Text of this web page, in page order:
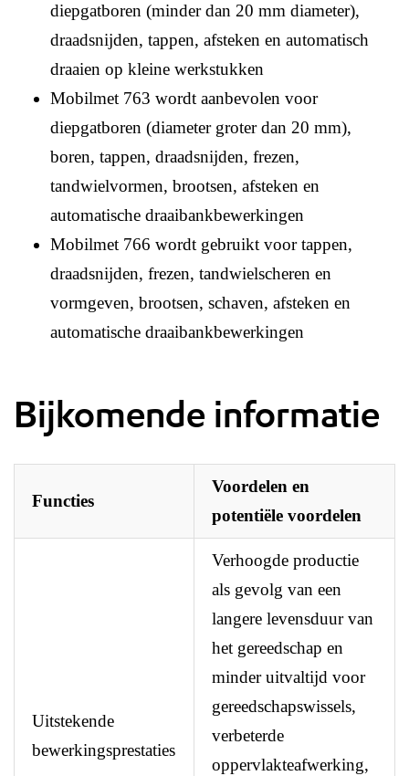
diepgatboren (minder dan 20 mm diameter),
draadsnijden, tappen, afsteken en automatisch
draaien op kleine werkstukken
Mobilmet 763 wordt aanbevolen voor
diepgatboren (diameter groter dan 20 mm),
boren, tappen, draadsnijden, frezen,
tandwielvormen, brootsen, afsteken en
automatische draaibankbewerkingen
Mobilmet 766 wordt gebruikt voor tappen,
draadsnijden, frezen, tandwielscheren en
vormgeven, brootsen, schaven, afsteken en
automatische draaibankbewerkingen
Bijkomende informatie
Functies
Voordelen en
potentiële voordelen
Uitstekende
bewerkingsprestaties
Verhoogde productie
als gevolg van een
langere levensduur van
het gereedschap en
minder uitvaltijd voor
gereedschapswissels,
verbeterde
oppervlakteafwerking,